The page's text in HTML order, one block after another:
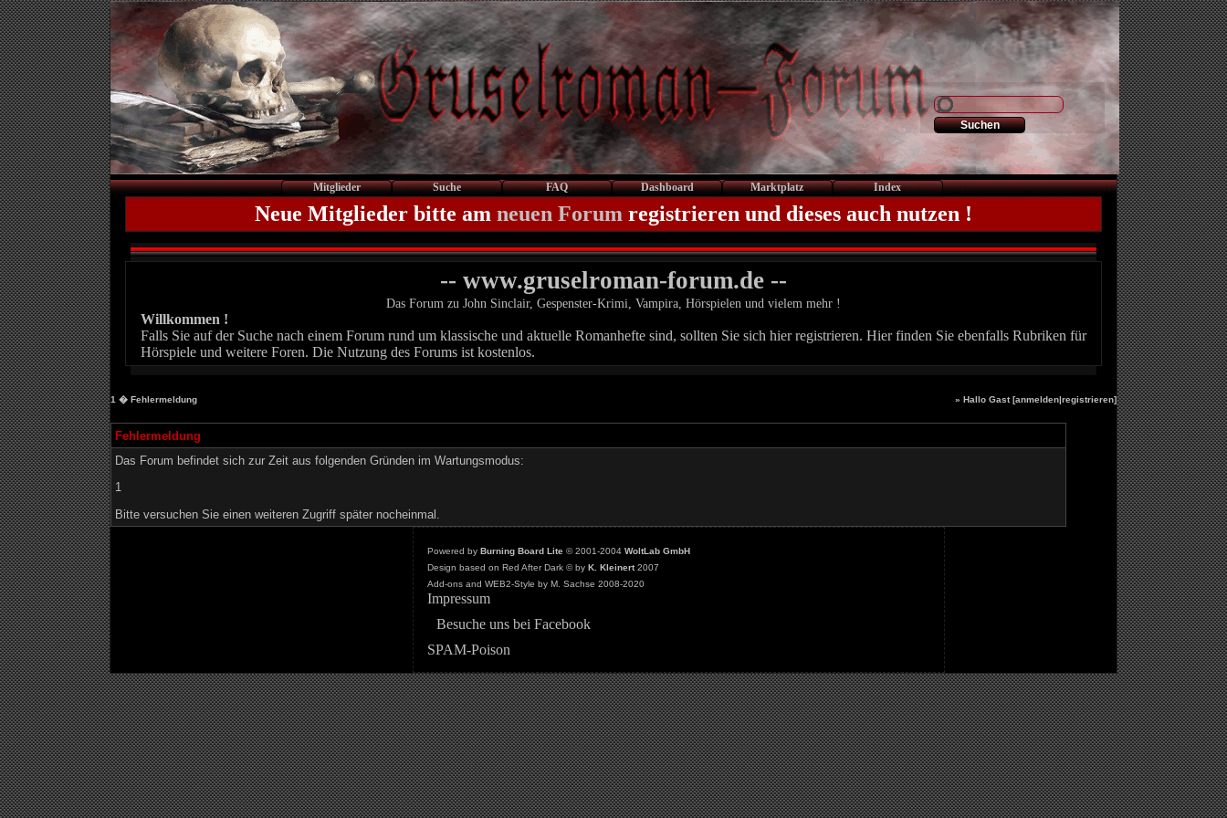
Mitglieder Suche FAQ Dashboard Marktplatz Index
Neue Mitglieder bitte am neuen Forum registrieren und dieses auch nutzen !
-- www.gruselroman-forum.de --
Das Forum zu John Sinclair, Gespenster-Krimi, Vampira, Hörspielen und vielem mehr !
Willkommen !
Falls Sie auf der Suche nach einem Forum rund um klassische und aktuelle Romanhefte sind, sollten Sie sich hier registrieren. Hier finden Sie ebenfalls Rubriken für
Hörspiele und weitere Foren. Die Nutzung des Forums ist kostenlos.
1 � Fehlermeldung » Hallo Gast [anmelden|registrieren]
Fehlermeldung
Das Forum befindet sich zur Zeit aus folgenden Gründen im Wartungsmodus:
1
Bitte versuchen Sie einen weiteren Zugriff später nocheinmal.
Powered by Burning Board Lite© 2001-2004 WoltLab GmbH
Design based on Red After Dark © by K. Kleinert2007
Add-ons and WEB2-Style by M. Sachse 2008-2020
Impressum
Besuche uns bei Facebook
SPAM-Poison